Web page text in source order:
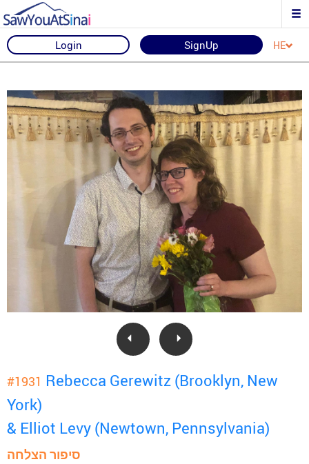
Login SignUp HE
#1931 Rebecca Gerewitz (Brooklyn, New
York)
& Elliot Levy (Newtown, Pennsylvania)
סיפור הצלחה